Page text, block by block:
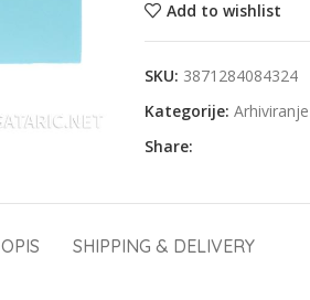
Add to wishlist
SKU: 3871284084324
Kategorije: Arhiviranje
Share:
OPIS SHIPPING & DELIVERY